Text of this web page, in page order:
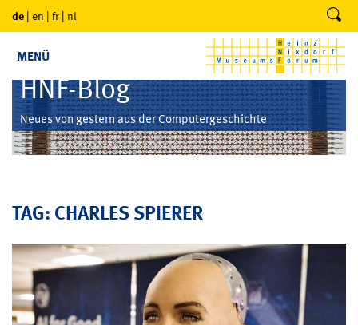
de | en | fr | nl
MENÜ
HNF-Blog
Neues von gestern aus der Computergeschichte
TAG: CHARLES SPIERER